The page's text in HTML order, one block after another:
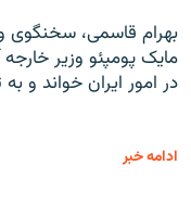
بهرام قاسمی، سخنگوی
مایک پومپئو وزیر
در امور ایران خواند و
ادامه خبر